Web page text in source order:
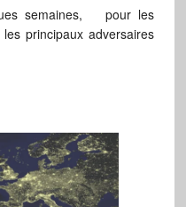
semaines, pour les
principaux adversaires